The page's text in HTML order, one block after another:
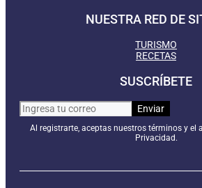
NUESTRA RED DE
TURISMO
RECETAS
SUSCRÍBETE
Al registrarte, aceptas nuestros términos y el
Privacidad.